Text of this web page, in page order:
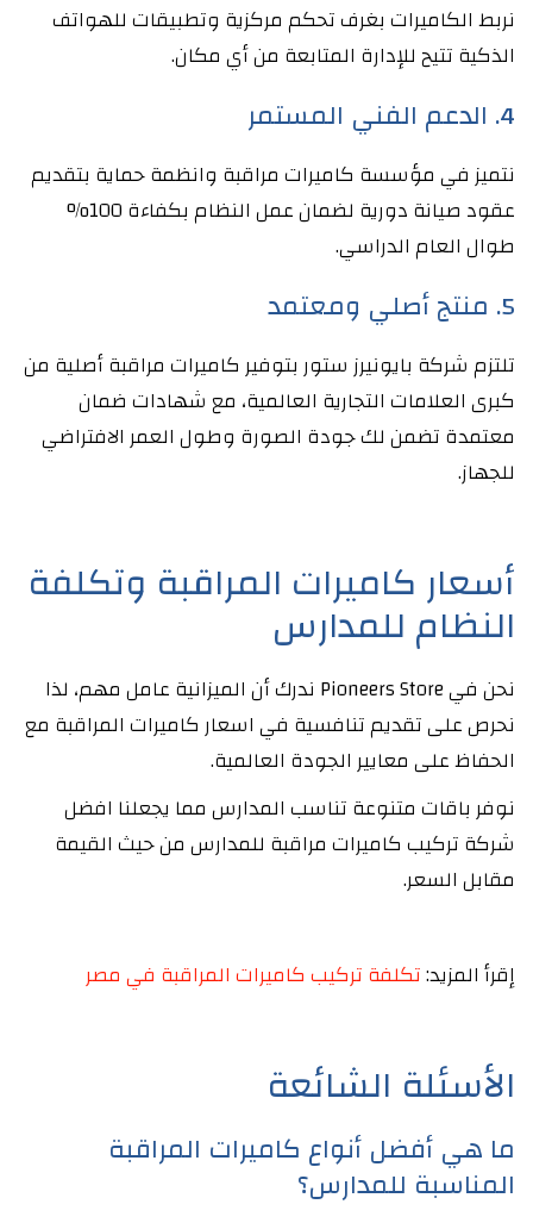
نربط الكاميرات بغرف تحكم مركزية وتطبيقات للهواتف
الذكية تتيح للإدارة المتابعة من أي مكان.
4. الدعم الفني المستمر
نتميز في مؤسسة كاميرات مراقبة وانظمة حماية بتقديم
عقود صيانة دورية لضمان عمل النظام بكفاءة 100%
طوال العام الدراسي.
5. منتج أصلي ومعتمد
تلتزم شركة بايونيرز ستور بتوفير كاميرات مراقبة أصلية من
كبرى العلامات التجارية العالمية، مع شهادات ضمان
معتمدة تضمن لك جودة الصورة وطول العمر الافتراضي
للجهاز.
أسعار كاميرات المراقبة وتكلفة
النظام للمدارس
نحن في Pioneers Store ندرك أن الميزانية عامل مهم، لذا
نحرص على تقديم تنافسية في اسعار كاميرات المراقبة مع
الحفاظ على معايير الجودة العالمية.
نوفر باقات متنوعة تناسب المدارس مما يجعلنا افضل
شركة تركيب كاميرات مراقبة للمدارس من حيث القيمة
مقابل السعر.
إقرأ المزيد:تكلفة تركيب كاميرات المراقبة في مصر
الأسئلة الشائعة
ما هي أفضل أنواع كاميرات المراقبة
المناسبة للمدارس؟